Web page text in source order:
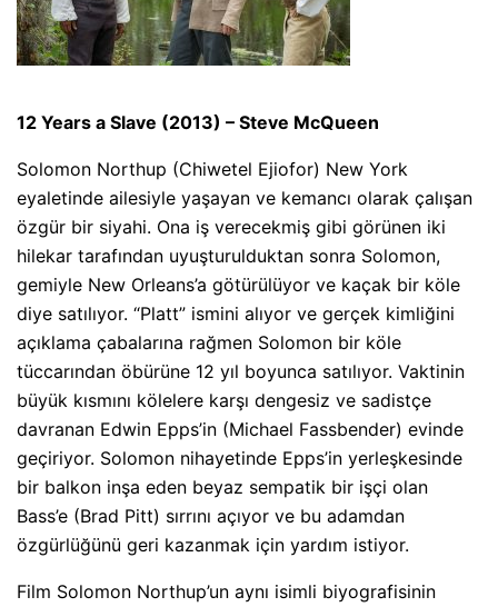
12 Years a Slave (2013) – Steve McQueen
Solomon Northup (Chiwetel Ejiofor) New York
eyaletinde ailesiyle yaşayan ve kemancı olarak çalışan
özgür bir siyahi. Ona iş verecekmiş gibi görünen iki
hilekar tarafından uyuşturulduktan sonra Solomon,
gemiyle New Orleans’a götürülüyor ve kaçak bir köle
diye satılıyor. “Platt” ismini alıyor ve gerçek kimliğini
açıklama çabalarına rağmen Solomon bir köle
tüccarından öbürüne 12 yıl boyunca satılıyor. Vaktinin
büyük kısmını kölelere karşı dengesiz ve sadistçe
davranan Edwin Epps’in (Michael Fassbender) evinde
geçiriyor. Solomon nihayetinde Epps’in yerleşkesinde
bir balkon inşa eden beyaz sempatik bir işçi olan
Bass’e (Brad Pitt) sırrını açıyor ve bu adamdan
özgürlüğünü geri kazanmak için yardım istiyor.
Film Solomon Northup’un aynı isimli biyografisinin